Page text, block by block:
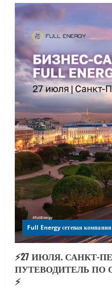
Full Energy сетевая компания
⚡️27 ИЮЛЯ. САНКТ-
ПУТЕВОДИТЕЛЬ ПО
⚡️